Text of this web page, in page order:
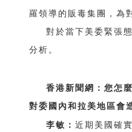
羅領導的販毒集團，為
對於當下美委緊張
分析。
香港新聞網：您怎
對委國內和拉美地區會
李敏： 近期美國確